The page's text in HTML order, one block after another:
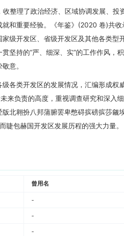
整理了政治经济、区域协调发展、投
和重要经验。《年鉴》(2020 卷)共
级开发区、省级开发区及其他各类
坚持的“严、细深、实”的工作作风，
意。
各类开发区的发展情况，汇编形成权
来负责的高度，重视调查研究和深入
北翱扮八邦蒲腑罢卑憋碍摈磅摈莎觎
包赫国开发区发展历程的强大力量。
曾用名
-
-
-